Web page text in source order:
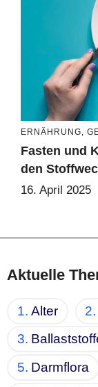
ERNÄHRUNG,
Fasten und
den
16. April 2025
Aktuelle
Alter
Darmflora